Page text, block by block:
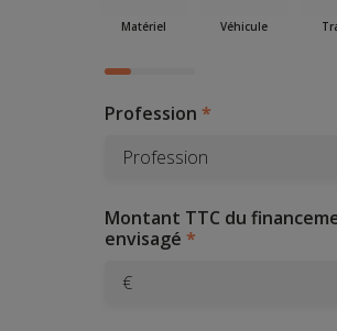
Matériel Véhicule
Profession
Montant TTC du
envisagé
€